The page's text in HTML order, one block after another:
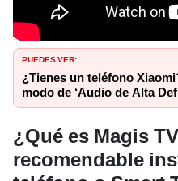
PUEDES VER:
¿Tienes un teléfono
modo de ‘Audio de Alta
¿Qué es Magis
recomendable